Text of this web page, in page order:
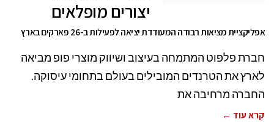
יצורים מופלאים
אפליקציית מציאות רבודה המעודדת יציאה לפעילות ב-26 פארקים בארץ
חברת פלפוט המתמחה בעיצוב ושיווק מוצרי פופ מביאה
לארץ את הטרנדים המובילים בעולם בתחומי עיסוקה.
החברה מרחיבה את
קרא עוד ←